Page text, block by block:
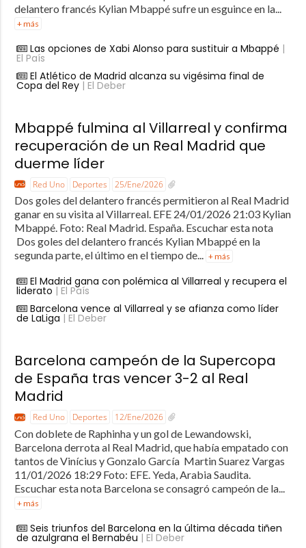
delantero francés Kylian Mbappé sufre un esguince en la...
+ más
Las opciones de Xabi Alonso para sustituir a Mbappé |
El País
El Atlético de Madrid alcanza su vigésima final de
Copa del Rey| El Deber
Mbappé fulmina al Villarreal y confirma
recuperación de un Real Madrid que
duerme líder
Red Uno Deportes 25/Ene/2026
Dos goles del delantero francés permitieron al Real Madrid
ganar en su visita al Villarreal. EFE 24/01/2026 21:03 Kylian
Mbappé. Foto: Real Madrid. España. Escuchar esta nota
Dos goles del delantero francés Kylian Mbappé en la
segunda parte, el último en el tiempo de... + más
El Madrid gana con polémica al Villarreal y recupera el
liderato | El País
Barcelona vence al Villarreal y se afianza como líder
de LaLiga | El Deber
Barcelona campeón de la Supercopa
de España tras vencer 3-2 al Real
Madrid
Red Uno Deportes 12/Ene/2026
Con doblete de Raphinha y un gol de Lewandowski,
Barcelona derrota al Real Madrid, que había empatado con
tantos de Vinícius y Gonzalo García Martin Suarez Vargas
11/01/2026 18:29 Foto: EFE. Yeda, Arabia Saudita.
Escuchar esta nota Barcelona se consagró campeón de la...
+ más
Seis triunfos del Barcelona en la última década tiñen
de azulgrana el Bernabéu | El Deber